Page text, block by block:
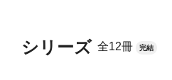
シリーズ 全12冊 完結